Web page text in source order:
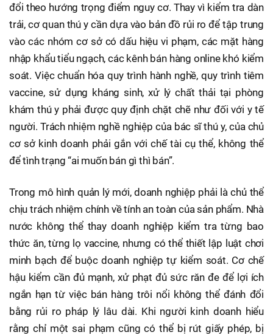
đổi theo hướng trọng điểm nguy cơ. Thay vì kiểm tra dàn
trải, cơ quan thú y cần dựa vào bản đồ rủi ro để tập trung
vào các nhóm cơ sở có dấu hiệu vi phạm, các mặt hàng
nhập khẩu tiểu ngạch, các kênh bán hàng online khó kiểm
soát. Việc chuẩn hóa quy trình hành nghề, quy trình tiêm
vaccine, sử dụng kháng sinh, xử lý chất thải tại phòng
khám thú y phải được quy định chặt chẽ như đối với y tế
người. Trách nhiệm nghề nghiệp của bác sĩ thú y, của chủ
cơ sở kinh doanh phải gắn với chế tài cụ thể, không thể
để tình trạng “ai muốn bán gì thì bán”.
Trong mô hình quản lý mới, doanh nghiệp phải là chủ thể
chịu trách nhiệm chính về tính an toàn của sản phẩm. Nhà
nước không thể thay doanh nghiệp kiểm tra từng bao
thức ăn, từng lọ vaccine, nhưng có thể thiết lập luật chơi
minh bạch để buộc doanh nghiệp tự kiểm soát. Cơ chế
hậu kiểm cần đủ mạnh, xử phạt đủ sức răn đe để lợi ích
ngắn hạn từ việc bán hàng trôi nổi không thể đánh đổi
bằng rủi ro pháp lý lâu dài. Khi người kinh doanh hiểu
rằng chỉ một sai phạm cũng có thể bị rút giấy phép, bị